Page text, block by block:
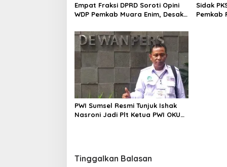
Empat Fraksi DPRD Soroti Opini
WDP Pemkab Muara Enim, Desak
Sidak
Pemkab
PWI Sumsel Resmi Tunjuk Ishak
Nasroni Jadi Plt Ketua PWI OKU
Tinggalkan Balasan